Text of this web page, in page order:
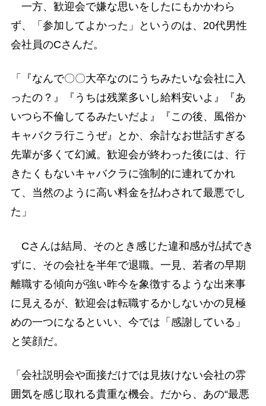
一方、歓迎会で嫌な思いをしたにもかかわら
ず、「参加してよかった」というのは、20代男性
会社員のCさんだ。
「『なんで〇〇大卒なのにうちみたいな会社に入
ったの？』『うちは残業多いし給料安いよ』『あ
いつら不倫してるみたいだよ』『この後、風俗か
キャバクラ行こうぜ』とか、余計なお世話すぎる
先輩が多くて幻滅。歓迎会が終わった後には、行
きたくもないキャバクラに強制的に連れてかれ
て、当然のように高い料金を払わされて最悪でし
た」
Cさんは結局、そのとき感じた違和感が払拭でき
ずに、その会社を半年で退職。一見、若者の早期
離職する傾向が強い昨今を象徴するような出来事
に見えるが、歓迎会は転職するかしないかの見極
めの一つになるといい、今では「感謝している」
と笑顔だ。
「会社説明会や面接だけでは見抜けない会社の雰
囲気を感じ取れる貴重な機会。だから、あの“最悪